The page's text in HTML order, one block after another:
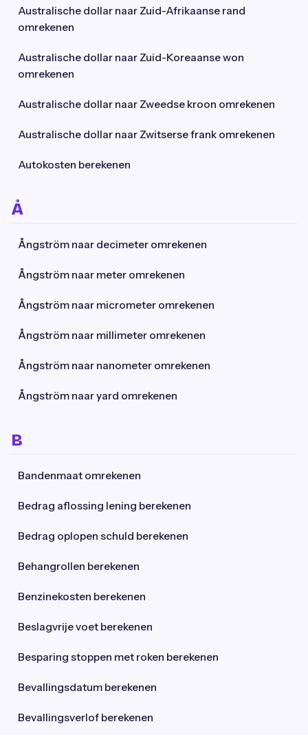
Australische dollar naar Zuid-Afrikaanse rand
omrekenen
Australische dollar naar Zuid-Koreaanse won
omrekenen
Australische dollar naar Zweedse kroon omrekenen
Australische dollar naar Zwitserse frank omrekenen
Autokosten berekenen
Å
Ångström naar decimeter omrekenen
Ångström naar meter omrekenen
Ångström naar micrometer omrekenen
Ångström naar millimeter omrekenen
Ångström naar nanometer omrekenen
Ångström naar yard omrekenen
B
Bandenmaat omrekenen
Bedrag aflossing lening berekenen
Bedrag oplopen schuld berekenen
Behangrollen berekenen
Benzinekosten berekenen
Beslagvrije voet berekenen
Besparing stoppen met roken berekenen
Bevallingsdatum berekenen
Bevallingsverlof berekenen